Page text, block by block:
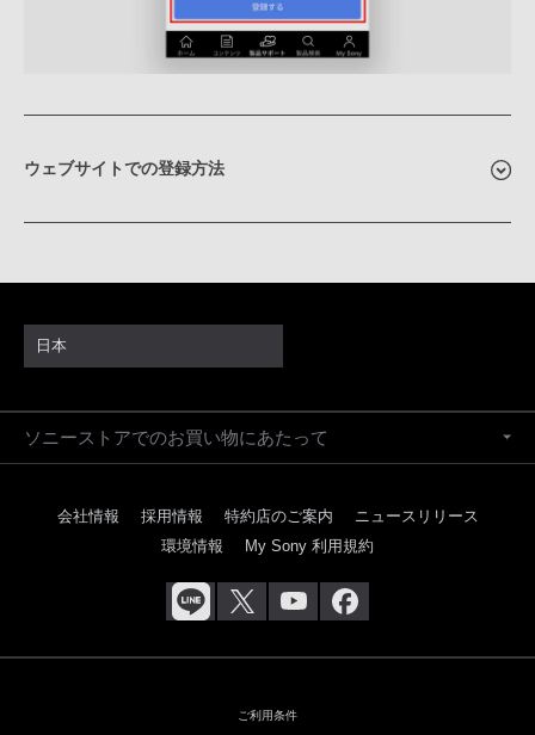
ウェブサイトでの登録方法
日本
ソニーストアでのお買い物にあたって
会社情報 採用情報 特約店のご案内
ニュースリリース
環境情報
My Sony 利用規約
ご利用条件